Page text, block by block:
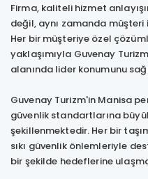
Firma, kaliteli hizmet
değil, aynı zamanda
Her bir müşteriye özel
yaklaşımıyla Guvenay
alanında lider konumunu
Guvenay Turizm'in Manisa
güvenlik standartlarına
şekillenmektedir. Her bir
sıkı güvenlik önlemleriyle
bir şekilde hedeflerine